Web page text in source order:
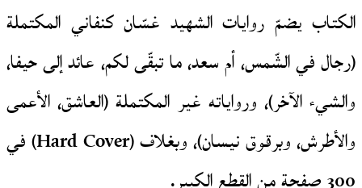
الكتاب يضمّ روايات الشهيد غسّان كنفاني المكتملة
(رجال في الشّمس، أم سعد، ما تبقّى لكم، عائد إلى حيفا،
والشيء الآخر)، ورواياته غير المكتملة (العاشق، الأعمى
والأطرش، وبرقوق نيسان)، وبغلاف (Hard Cover) في